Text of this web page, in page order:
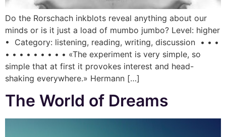
Do the Rorschach inkblots reveal anything about our
minds or is it just a load of mumbo jumbo? Level: higher
• Category: listening, reading, writing, discussion • • •
• • • • • • • • • «The experiment is very simple, so
simple that at first it provokes interest and head-
shaking everywhere.» Hermann […]
The World of Dreams